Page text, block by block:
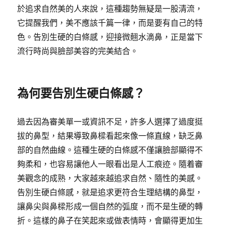
於追求自然美的人來說，這種趨勢無疑是一股清流，
它提醒我們，美不應該千篇一律，而是要有自己的特
色。告別生硬的白條感，迎接微翹水滴鼻，正是當下
流行時尚與臉部美容的完美結合。
為何要告別生硬白條感？
過去因為審美單一或資訊不足，許多人選擇了過度挺
拔的鼻型，結果導致鼻樑看起來像一條直線，缺乏鼻
部的自然曲線。這種生硬的白條感不僅讓臉部顯得不
夠柔和，也容易讓他人一眼看出是人工痕迹。隨着審
美觀念的成熟，大家越來越追求自然、隨性的美感。
告別生硬白條感，就是追求更符合生理結構的鼻型，
讓鼻尖與鼻樑形成一個自然的弧度，而不是生硬的轉
折。這樣的鼻子在笑起來或做表情時，會顯得更加生